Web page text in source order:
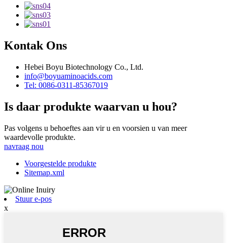
Kontak Ons
Hebei Boyu Biotechnology Co., Ltd.
info@boyuaminoacids.com
Tel: 0086-0311-85367019
Is daar produkte waarvan u hou?
Pas volgens u behoeftes aan vir u en voorsien u van meer
waardevolle produkte.
navraag nou
Voorgestelde produkte
Sitemap.xml
Stuur e-pos
x